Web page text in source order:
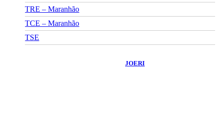
TRE – Maranhão
TCE – Maranhão
TSE
JOERI